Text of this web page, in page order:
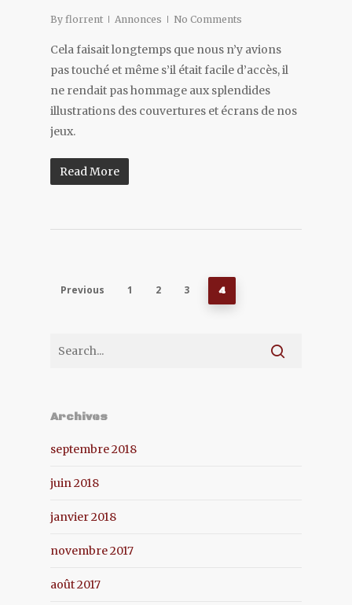
By florrent Annonces No Comments
Cela faisait longtemps que nous n’y avions
pas touché et même s’il était facile d’accès, il
ne rendait pas hommage aux splendides
illustrations des couvertures et écrans de nos
jeux.
Read More
Previous 1 2 3 4
Archives
septembre 2018
juin 2018
janvier 2018
novembre 2017
août 2017